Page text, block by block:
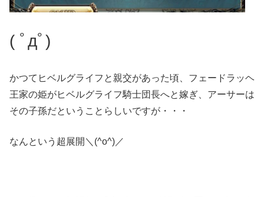
( ﾟдﾟ)
かつてヒベルグライフと親交があった頃、フェードラッヘ
王家の姫がヒベルグライフ騎士団長へと嫁ぎ、アーサーは
その子孫だということらしいですが・・・
なんという超展開＼(^o^)／